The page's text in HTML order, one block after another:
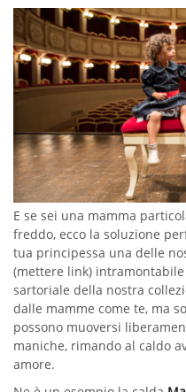
E se sei una mamma
freddo, ecco la soluzione
tua principessa una delle
(mettere link)
sartoriale della nostra
dalle mamme come te, ma
possono muoversi
maniche, rimando al caldo
amore.